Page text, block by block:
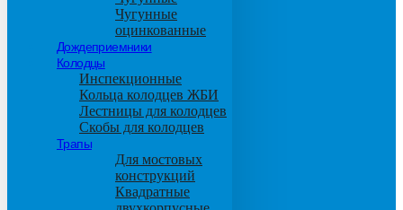
Чугунные
оцинкованные
Дождеприемники
Колодцы
Инспекционные
Кольца колодцев ЖБИ
Лестницы для колодцев
Скобы для колодцев
Трапы
Для мостовых
конструкций
Квадратные